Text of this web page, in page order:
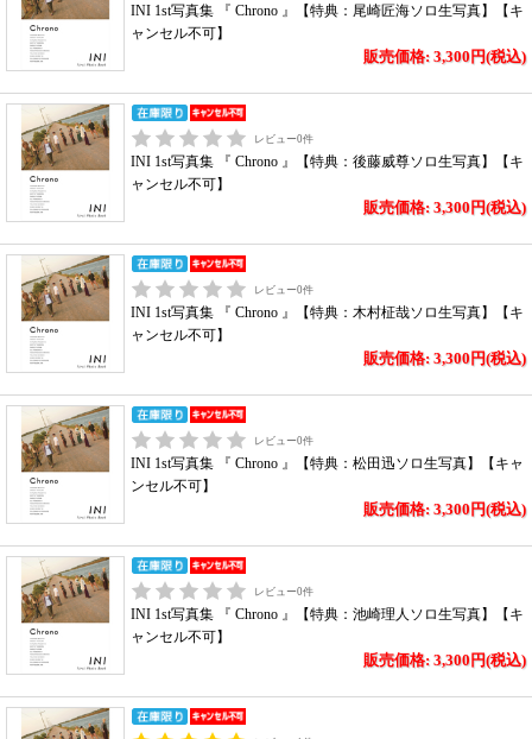
INI 1st写真集 『 Chrono 』【特典：尾崎匠海ソロ生写真】【キ
ャンセル不可】
販売価格: 3,300円(税込)
レビュー0件
INI 1st写真集 『 Chrono 』【特典：後藤威尊ソロ生写真】【キ
ャンセル不可】
販売価格: 3,300円(税込)
レビュー0件
INI 1st写真集 『 Chrono 』【特典：木村柾哉ソロ生写真】【キ
ャンセル不可】
販売価格: 3,300円(税込)
レビュー0件
INI 1st写真集 『 Chrono 』【特典：松田迅ソロ生写真】【キャ
ンセル不可】
販売価格: 3,300円(税込)
レビュー0件
INI 1st写真集 『 Chrono 』【特典：池崎理人ソロ生写真】【キ
ャンセル不可】
販売価格: 3,300円(税込)